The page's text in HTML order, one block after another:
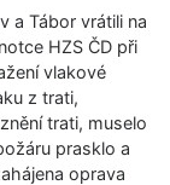
a Tábor vrátili na
HZS ČD při
vlakové
z trati,
trati, muselo
prasklo a
oprava